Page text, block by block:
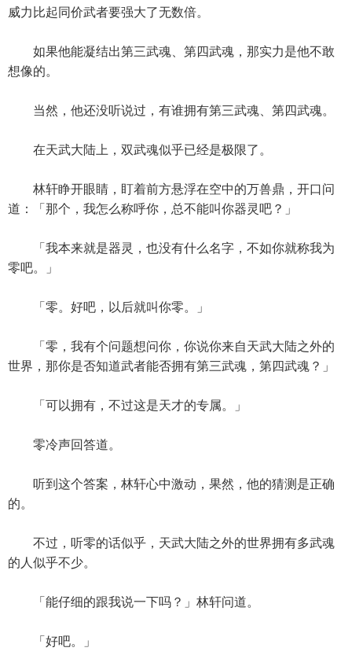
威力比起同价武者要强大了无数倍。
如果他能凝结出第三武魂、第四武魂，那实力是他不敢
想像的。
当然，他还没听说过，有谁拥有第三武魂、第四武魂。
在天武大陆上，双武魂似乎已经是极限了。
林轩睁开眼睛，盯着前方悬浮在空中的万兽鼎，开口问
道：「那个，我怎么称呼你，总不能叫你器灵吧？」
「我本来就是器灵，也没有什么名字，不如你就称我为
零吧。」
「零。好吧，以后就叫你零。」
「零，我有个问题想问你，你说你来自天武大陆之外的
世界，那你是否知道武者能否拥有第三武魂，第四武魂？」
「可以拥有，不过这是天才的专属。」
零冷声回答道。
听到这个答案，林轩心中激动，果然，他的猜测是正确
的。
不过，听零的话似乎，天武大陆之外的世界拥有多武魂
的人似乎不少。
「能仔细的跟我说一下吗？」林轩问道。
「好吧。」